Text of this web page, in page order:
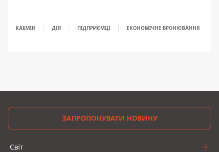
КАБМІН ДІЯ ПІДПРИЄМЦІ ЕКОНОМІЧНЕ БРОНЮВАННЯ
ЗАПРОПОНУВАТИ НОВИНУ
Світ